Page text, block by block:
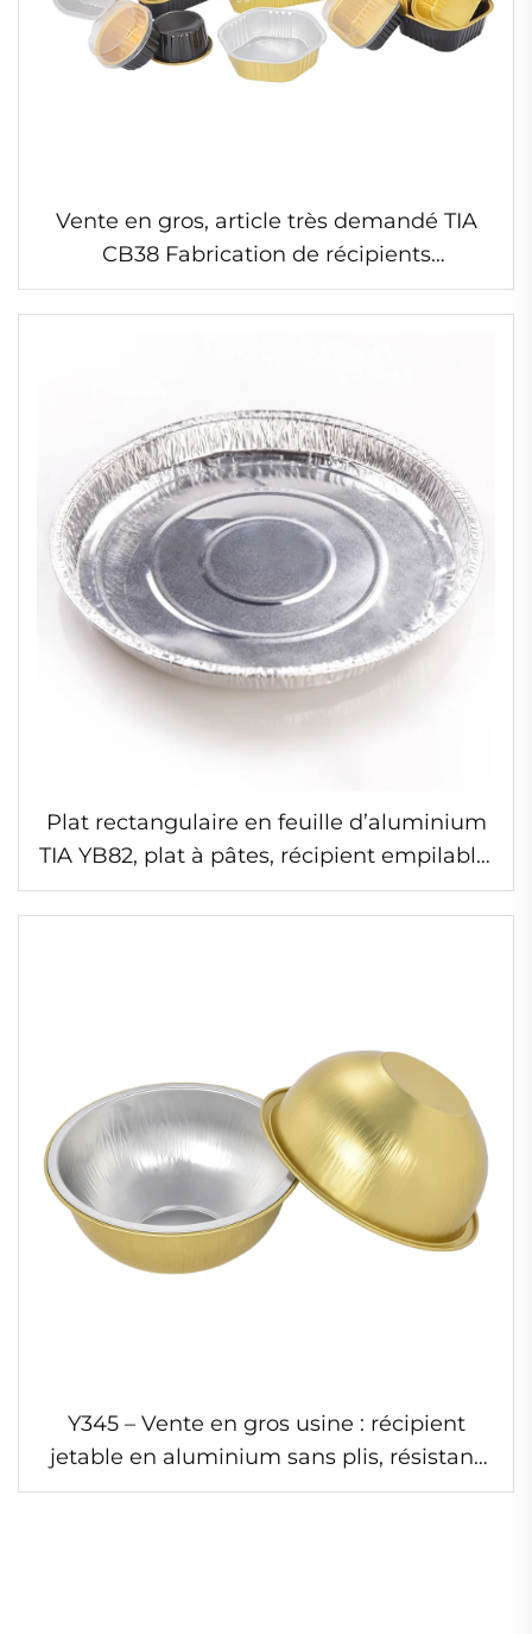
Vente en gros, article très demandé TIA
CB38 Fabrication de récipients
rectangulaires en feuille d'aluminium, non
toxiques et inoffensifs, pour aliments
Plat rectangulaire en feuille d’aluminium
TIA YB82, plat à pâtes, récipient empilable,
adapté au service en restauration
Y345 – Vente en gros usine : récipient
jetable en aluminium sans plis, résistant
aux froissements, plateau alimentaire